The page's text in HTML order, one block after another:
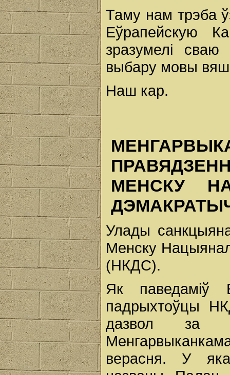
Таму нам трэба
Еўрапейскую
зразумелі сваю
выбару мовы
Наш кар.
МЕНСКУ
Улады
Менску
(НКДС).
Як паведаміў
падрыхтоўцы
дазвол за
верасня. У